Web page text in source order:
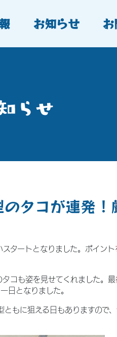
お知らせ
タコが連発
タートとなりました。ポイン
コも姿を見せてくれました。
日となりました。
ともに狙える日もありますので